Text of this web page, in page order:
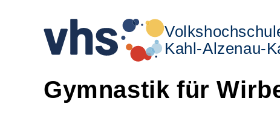
Kahl-Alzenau-
Gymnastik für